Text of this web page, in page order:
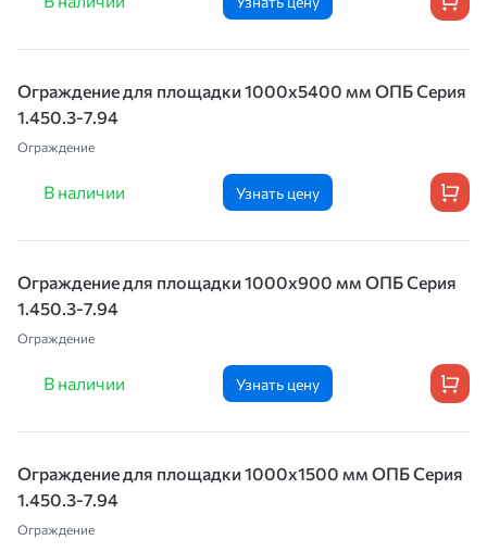
Ограждение для площадки 1000х5400 мм ОПБ Серия
1.450.3-7.94
Ограждение
В наличии Узнать цену
Ограждение для площадки 1000х900 мм ОПБ Серия
1.450.3-7.94
Ограждение
В наличии Узнать цену
Ограждение для площадки 1000х1500 мм ОПБ Серия
1.450.3-7.94
Ограждение